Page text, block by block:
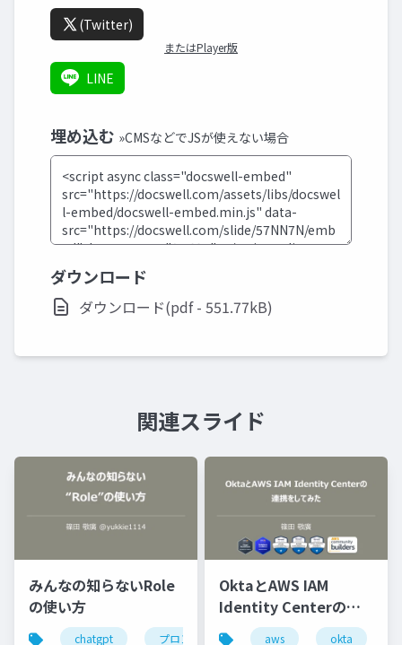
(Twitter)
またはPlayer版
LINE
埋め込む »CMSなどでJSが使えない場合
ダウンロード
ダウンロード(pdf - 551.77kB)
関連スライド
みんなの知らないRole
の使い方
chatgpt プロンプト
OktaとAWS IAM
Identity Centerの連
携をしてみた
aws okta